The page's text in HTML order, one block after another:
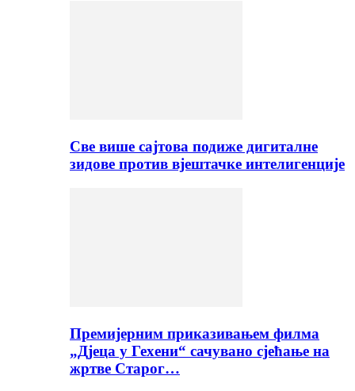
Све више сајтова подиже дигиталне
зидове против вјештачке интелигенције
Премијерним приказивањем филма
„Дјеца у Гехени“ сачувано сјећање на
жртве Старог…